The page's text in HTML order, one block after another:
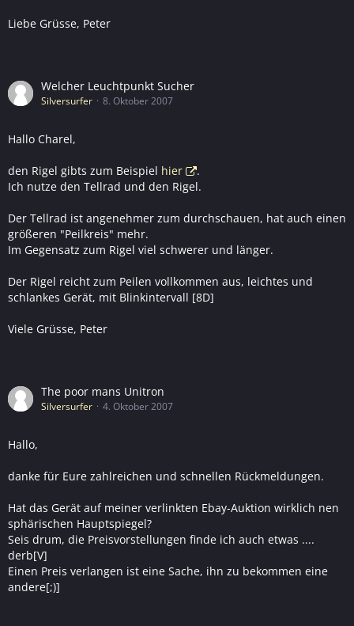
Liebe Grüsse, Peter
Welcher Leuchtpunkt Sucher
Silversurfer 8. Oktober 2007
Hallo Charel,
den Rigel gibts zum Beispiel hier
.
Ich nutze den Tellrad und den Rigel.
Der Tellrad ist angenehmer zum durchschauen, hat auch einen
größeren "Peilkreis" mehr.
Im Gegensatz zum Rigel viel schwerer und länger.
Der Rigel reicht zum Peilen vollkommen aus, leichtes und
schlankes Gerät, mit Blinkintervall [8D]
Viele Grüsse, Peter
The poor mans Unitron
Silversurfer 4. Oktober 2007
Hallo,
danke für Eure zahlreichen und schnellen Rückmeldungen.
Hat das Gerät auf meiner verlinkten Ebay-Auktion wirklich nen
sphärischen Hauptspiegel?
Seis drum, die Preisvorstellungen finde ich auch etwas ....
derb[V]
Einen Preis verlangen ist eine Sache, ihn zu bekommen eine
andere[;)]